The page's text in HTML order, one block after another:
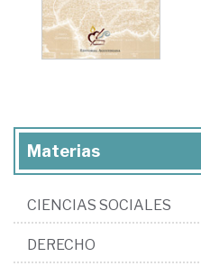
Materias
CIENCIAS SOCIALES
DERECHO